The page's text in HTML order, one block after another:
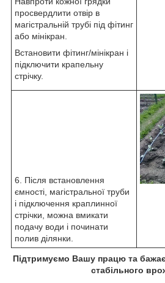
просвердлити отвір в
магістральній трубі під фітинг
або мінікран.
Встановити фітинг/мінікран і
підключити крапельну
стрічку.
6. Після встановлення
ємності, магістральної труби
і підключення краплинної
стрічки, можна вмикати
подачу води і починати
полив ділянки.
Підтримуємо Вашу працю та
стабільного